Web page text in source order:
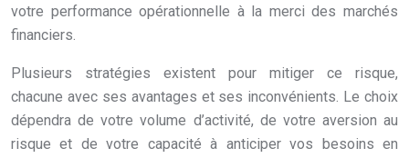
votre performance opérationnelle à la merci des marchés
financiers.
Plusieurs stratégies existent pour mitiger ce risque,
chacune avec ses avantages et ses inconvénients. Le choix
dépendra de votre volume d’activité, de votre aversion au
risque et de votre capacité à anticiper vos besoins en